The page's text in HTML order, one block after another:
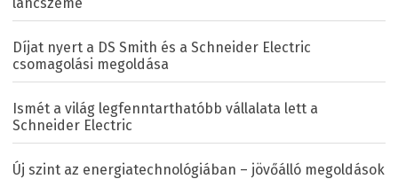
Díjat nyert a DS Smith és a Schneider Electric
csomagolási megoldása
Ismét a világ legfenntarthatóbb vállalata lett a
Schneider Electric
Új szint az energiatechnológiában – jövőálló megoldások